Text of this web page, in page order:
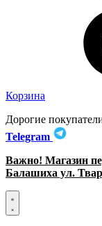
Корзина
Дорогие
Telegram
Важно! Магазин
Балашиха ул.